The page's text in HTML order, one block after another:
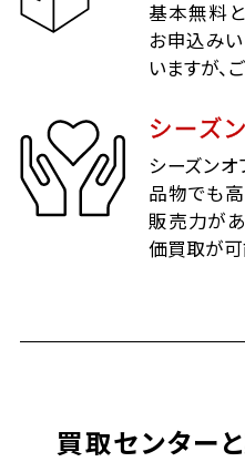
基本無料
お申込み
いますが、
シーズ
シーズン
品物でも
販売力が
価買取が可
買取センター